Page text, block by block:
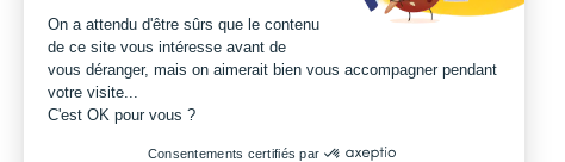
On a attendu d'être sûrs que le contenu
de ce site vous intéresse avant de
vous déranger, mais on aimerait bien vous accompagner pendant
votre visite...
C'est OK pour vous ?
Consentements certifiés par